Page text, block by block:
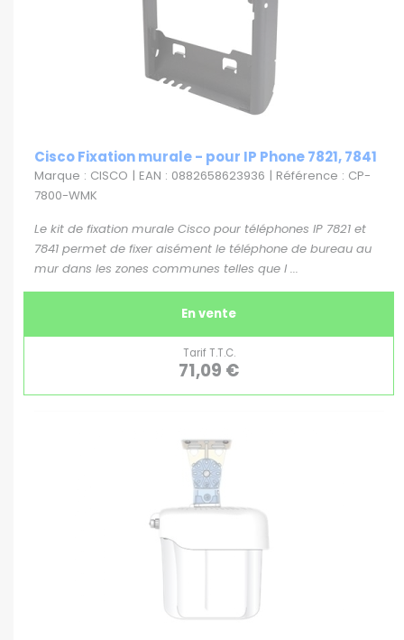
Cisco Fixation murale - pour IP Phone 7821, 7841
Marque : CISCO | EAN : 0882658623936 | Référence : CP-
7800-WMK
Le kit de fixation murale Cisco pour téléphones IP 7821 et
7841 permet de fixer aisément le téléphone de bureau au
mur dans les zones communes telles que l ...
En vente
Tarif T.T.C.
71,09 €